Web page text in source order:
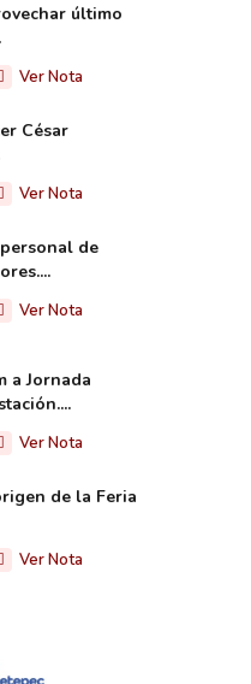
último
Ver Nota
César
Ver Nota
de
Ver Nota
a Jornada
Ver Nota
de la Feria
Ver Nota